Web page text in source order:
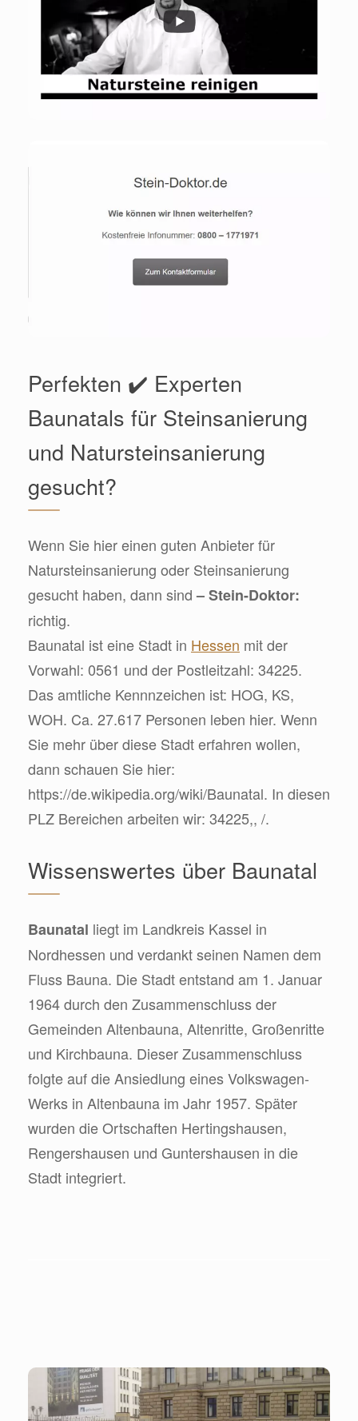
Perfekten ✔️ Experten
Baunatals für Steinsanierung
und Natursteinsanierung
gesucht?
Wenn Sie hier einen guten Anbieter für
Natursteinsanierung oder Steinsanierung
gesucht haben, dann sind– Stein-Doktor:
richtig.
Baunatal ist eine Stadt in Hessen mit der
Vorwahl: 0561 und der Postleitzahl: 34225.
Das amtliche Kennnzeichen ist: HOG, KS,
WOH. Ca. 27.617 Personen leben hier. Wenn
Sie mehr über diese Stadt erfahren wollen,
dann schauen Sie hier:
https://de.wikipedia.org/wiki/Baunatal. In diesen
PLZ Bereichen arbeiten wir: 34225,, /.
Wissenswertes über Baunatal
Baunatal liegt im Landkreis Kassel in
Nordhessen und verdankt seinen Namen dem
Fluss Bauna. Die Stadt entstand am 1. Januar
1964 durch den Zusammenschluss der
Gemeinden Altenbauna, Altenritte, Großenritte
und Kirchbauna. Dieser Zusammenschluss
folgte auf die Ansiedlung eines Volkswagen-
Werks in Altenbauna im Jahr 1957. Später
wurden die Ortschaften Hertingshausen,
Rengershausen und Guntershausen in die
Stadt integriert.